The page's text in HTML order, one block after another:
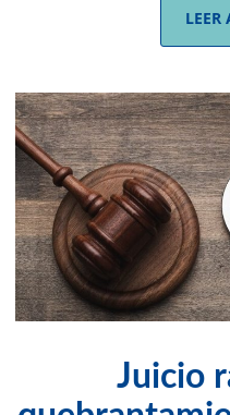
LEER
Juicio